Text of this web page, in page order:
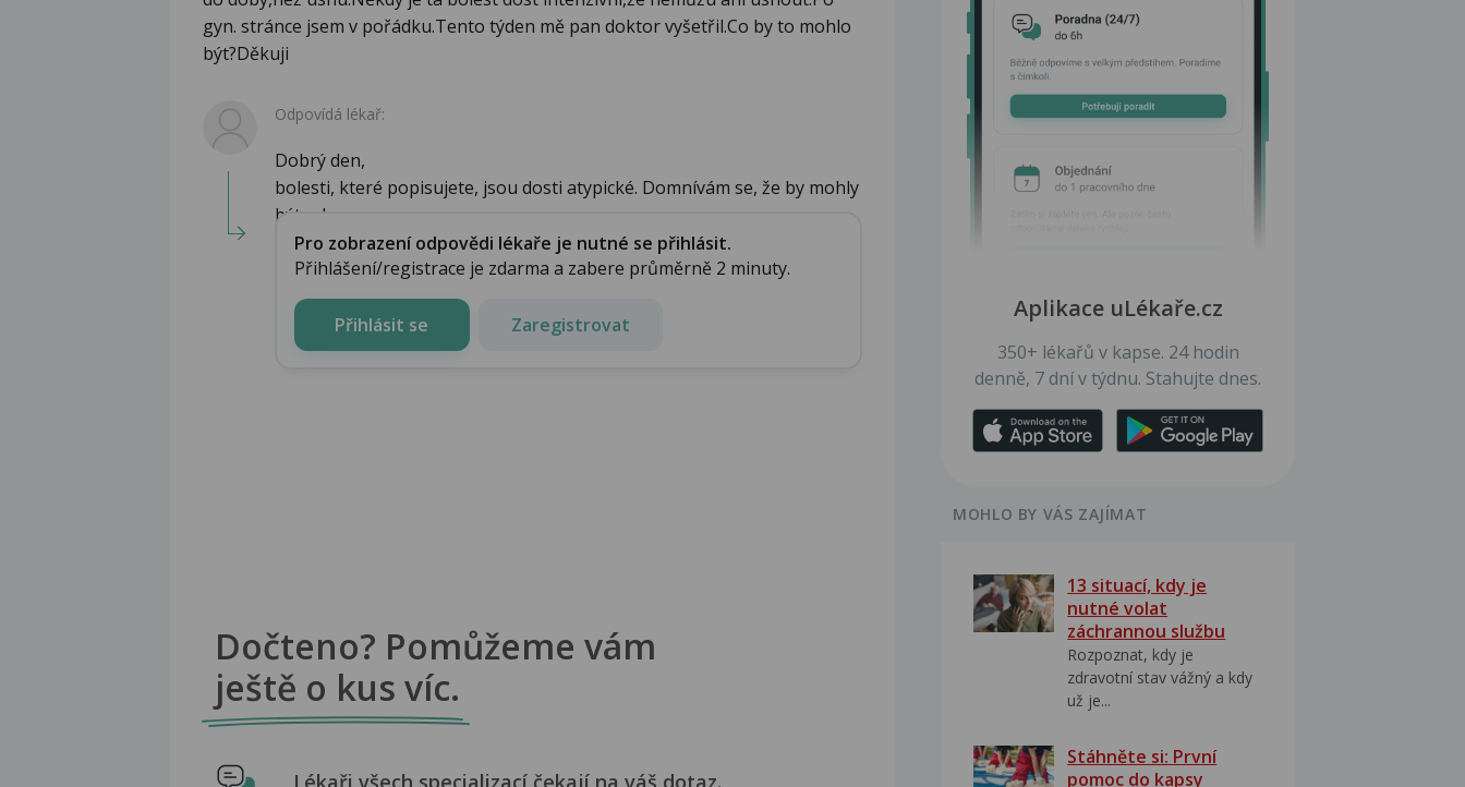
gyn. stránce jsem v pořádku.Tento týden mě pan doktor vyšetřil.Co by to mohlo
být?Děkuji
Odpovídá lékař:
Dobrý den,
bolesti, které popisujete, jsou dosti atypické. Domnívám se, že by mohly
být od p...
Pro zobrazení odpovědi lékaře je nutné se přihlásit.
Přihlášení/registrace je zdarma a zabere průměrně 2 minuty.
Přihlásit se Zaregistrovat
Dočteno? Pomůžeme vám
ještě o kus víc.
Aplikace uLékaře.cz
350+ lékařů v kapse. 24 hodin
denně, 7 dní v týdnu. Stahujte dnes.
MOHLO BY VÁS ZAJÍMAT
13 situací, kdy je
nutné volat
záchrannou službu
Rozpoznat, kdy je
zdravotní stav vážný a kdy
už je...
Stáhněte si: První
pomoc do kapsy